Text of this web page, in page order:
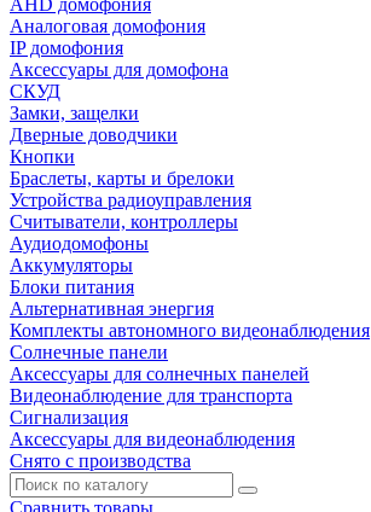
AHD домофония
Аналоговая домофония
IP домофония
Аксессуары для домофона
СКУД
Замки, защелки
Дверные доводчики
Кнопки
Браслеты, карты и брелоки
Устройства радиоуправления
Считыватели, контроллеры
Аудиодомофоны
Аккумуляторы
Блоки питания
Альтернативная энергия
Комплекты автономного видеонаблюдения
Солнечные панели
Аксессуары для солнечных панелей
Видеонаблюдение для транспорта
Сигнализация
Аксессуары для видеонаблюдения
Снято с производства
Сравнить товары